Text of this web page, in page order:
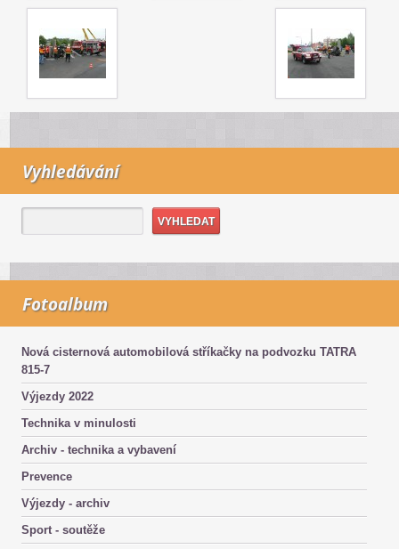
Vyhledávání
Fotoalbum
Nová cisternová automobilová stříkačky na podvozku TATRA
815-7
Výjezdy 2022
Technika v minulosti
Archiv - technika a vybavení
Prevence
Výjezdy - archiv
Sport - soutěže